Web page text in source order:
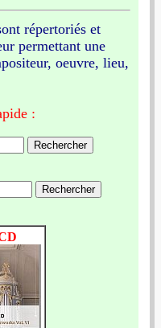
répertoriés et
permettant une
oeuvre, lieu,
: